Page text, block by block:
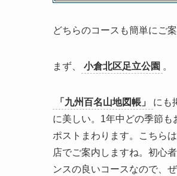
どちらのコースも簡単にご
まず、 小倉北区足立公園 。
「九州百名山地図帳」 にも
に美しい。1年中どの季節
ポストまわります。こちらは
店でご案内しますね。初心
ンスの良いコースなので、